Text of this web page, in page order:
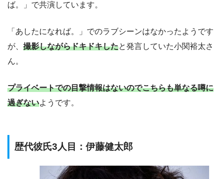
ば。」で共演しています。
「あしたになれば。」でのラブシーンはなかったようです
が、 撮影しながらドキドキしたと発言していた小関裕太さ
ん。
プライベートでの目撃情報はないのでこちらも単なる噂に
過ぎないようです。
歴代彼氏3人目：伊藤健太郎